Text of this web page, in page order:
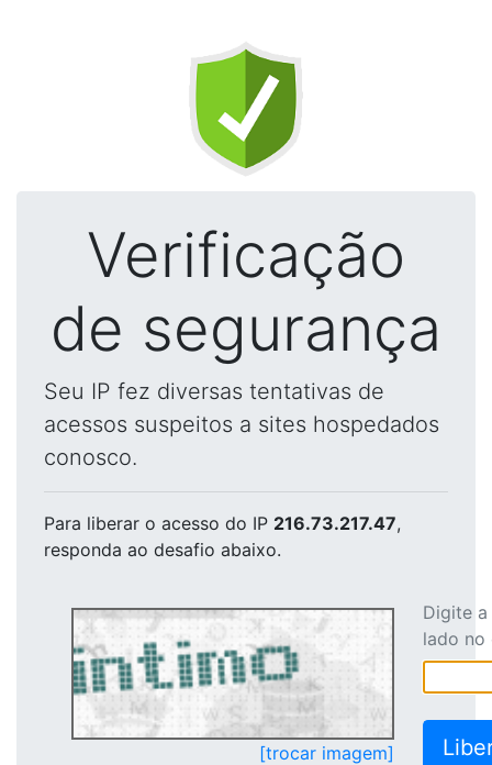
Verificação
de segurança
Seu IP fez diversas tentativas de
acessos suspeitos a sites hospedados
conosco.
Para liberar o acesso do IP 216.73.217.47,
responda ao desafio abaixo.
[trocar imagem]
Digite
lado no